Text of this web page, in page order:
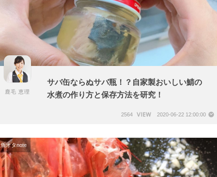
サバ缶ならぬサバ瓶！？自家製おいしい鯖の
水煮の作り方と保存方法を研究！
鹿毛 恵理
2020-06-22 12:00:00
2564
魚オタnote